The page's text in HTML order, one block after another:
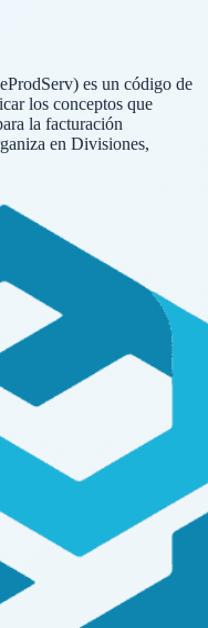
es un código de
los conceptos que
la facturación
en Divisiones,